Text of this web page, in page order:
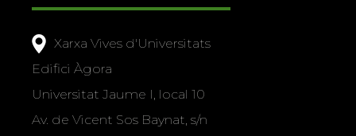
Xarxa Vives d'Universitats
Edifici Àgora
Universitat Jaume I, local 10
Av. de Vicent Sos Baynat, s/n